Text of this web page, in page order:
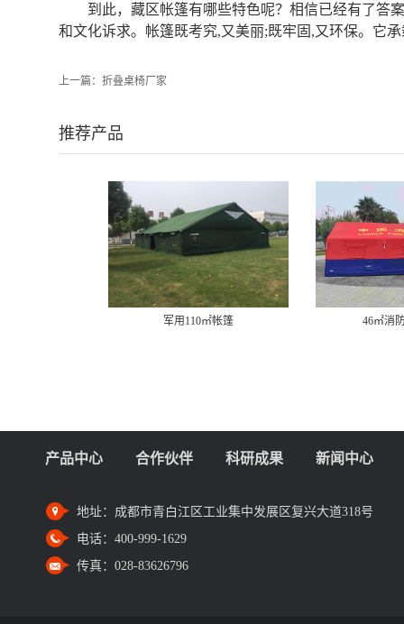
到此，藏区帐篷有哪些特色呢？相信已经有了答
和文化诉求。帐篷既考究,又美丽;既牢固,又环保。它
上一篇： 折叠桌椅厂家
推荐产品
46㎡消防充气帐篷 12㎡
产品中心 合作伙伴 科研成果 新闻中心
地址： 成都市青白江区工业集中发展区复兴大道318号
电话： 400-999-1629
传真： 028-83626796